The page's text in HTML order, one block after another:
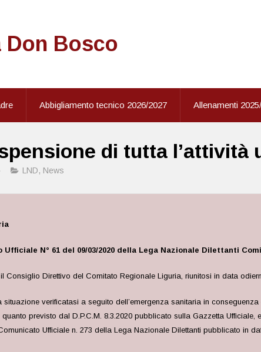
Don Bosco
Abbigliamento tecnico 2026/2027 Allenamenti
di tutta l’attività
LND, News
Ufficiale N° 61 del 09/03/2020 della Lega Nazionale Dilettanti
Consiglio Direttivo del Comitato Regionale Liguria, riunitosi in data
situazione verificatasi a seguito dell’emergenza sanitaria in
previsto dal D.P.C.M. 8.3.2020 pubblicato sulla Gazzetta Ufficiale,
Ufficiale n. 273 della Lega Nazionale Dilettanti pubblicato in